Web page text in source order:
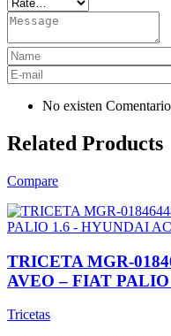
No existen
Related Products
Compare
TRICETA MGR-
AVEO – FIAT
Tricetas